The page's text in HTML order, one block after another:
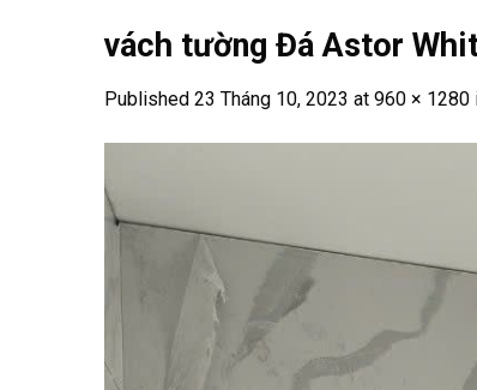
vách tường Đá Astor
Published 23 Tháng 10, 2023 at 960 × 1280